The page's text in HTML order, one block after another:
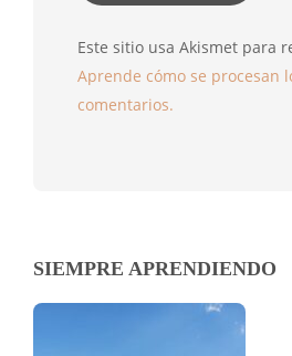
Este sitio usa Akismet para
Aprende cómo se procesan
comentarios.
SIEMPRE APRENDIENDO